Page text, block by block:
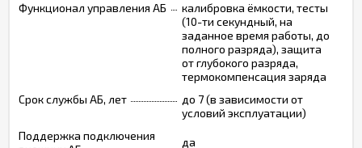
Функционал управления АБ
калибровка ёмкости, тесты
(10-ти секундный, на
заданное время работы, до
полного разряда), защита
от глубокого разряда,
термокомпенсация заряда
Срок службы АБ, лет
до 7 (в зависимости от
условий эксплуатации)
Поддержка подключения
да